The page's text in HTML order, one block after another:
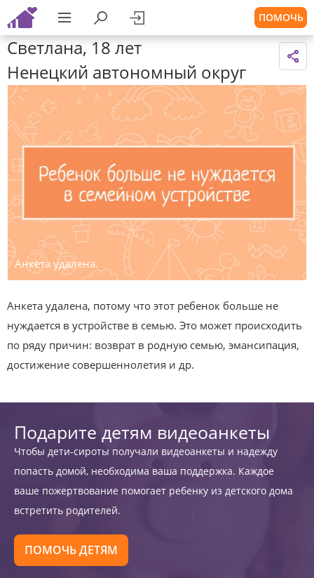
ПОМОЧЬ
Светлана, 18 лет
Ненецкий автономный округ
Анкета удалена.
Анкета удалена, потому что этот ребенок больше не
нуждается в устройстве в семью. Это может происходить
по ряду причин: возврат в родную семью, эмансипация,
достижение совершеннолетия и др.
Подарите детям видеоанкеты
Чтобы дети-сироты получали видеоанкеты и надежду
попасть домой, необходима ваша поддержка. Каждое
ваше пожертвование помогает ребенку из детского дома
встретить родителей.
ПОМОЧЬ ДЕТЯМ